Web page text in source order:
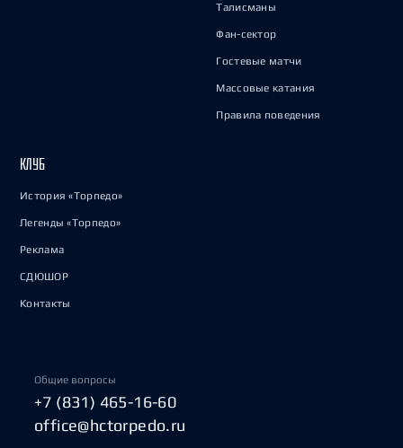
Талисманы
Фан-сектор
Гостевые матчи
Массовые катания
Правила поведения
КЛУБ
История «Торпедо»
Легенды «Торпедо»
Реклама
СДЮШОР
Контакты
Общие вопросы
+7 (831) 465-16-60
office@hctorpedo.ru